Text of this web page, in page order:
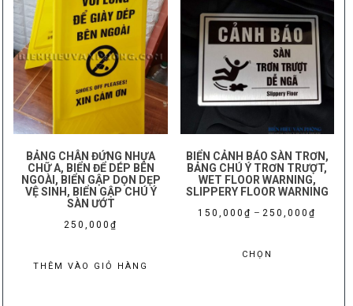
BẢNG CHÂN ĐỨNG NHỰA
CHỮ A, BIỂN ĐỂ DÉP BÊN
NGOÀI, BIỂN GẬP DỌN DẸP
VỆ SINH, BIỂN GẬP CHÚ Ý
SÀN ƯỚT
250,000 ₫
THÊM VÀO GIỎ HÀNG
BIỂN CẢNH BÁO SÀN TRƠN,
BẢNG CHÚ Ý TRƠN TRƯỢT,
WET FLOOR WARNING,
SLIPPERY FLOOR WARNING
150,000₫ – 250,000₫
CHỌN